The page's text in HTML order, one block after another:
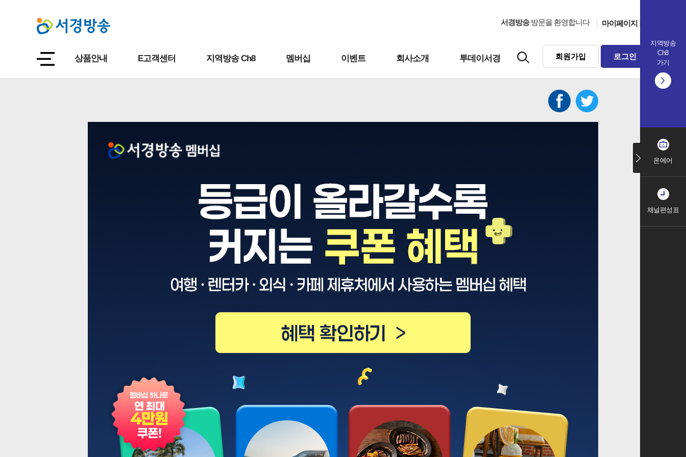
지역방송
Ch8
가기
온에어
채널편성표
상품안내 E고객센터 지역방송 Ch8 멤버십 이벤트 회사소개 투데이서경
서경방송방문을 환영합니다 마이페이지
회원가입 로그인